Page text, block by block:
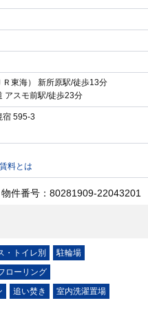
Ｒ東海） 新所原駅/徒歩13分
アスモ前駅/徒歩23分
宿 595-3
料とは
物件番号：80281909-22043201
・トイレ別
駐輪場
ローリング
追い焚き
室内洗濯置場